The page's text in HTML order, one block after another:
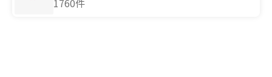
1760件